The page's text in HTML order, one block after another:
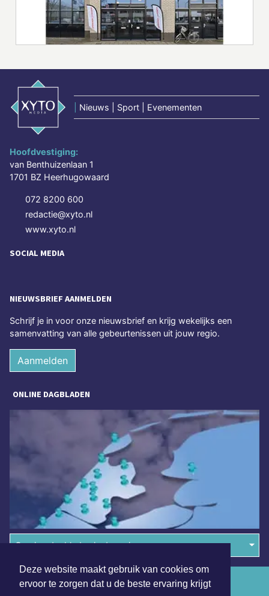
Deze website maakt gebruik van cookies om
ervoor te zorgen dat u de beste ervaring krijgt
Nieuws | Sport | Evenementen
Hoofdvestiging:
van Benthuizenlaan 1
1701 BZ Heerhugowaard
072 8200 600
redactie@xyto.nl
www.xyto.nl
SOCIAL MEDIA
NIEUWSBRIEF AANMELDEN
Schrijf je in voor onze nieuwsbrief en krijg wekelijks een
samenvatting van alle gebeurtenissen uit jouw regio.
Aanmelden
ONLINE DAGBLADEN
Overige dagbladen in de regio
Algemene voorwaarden